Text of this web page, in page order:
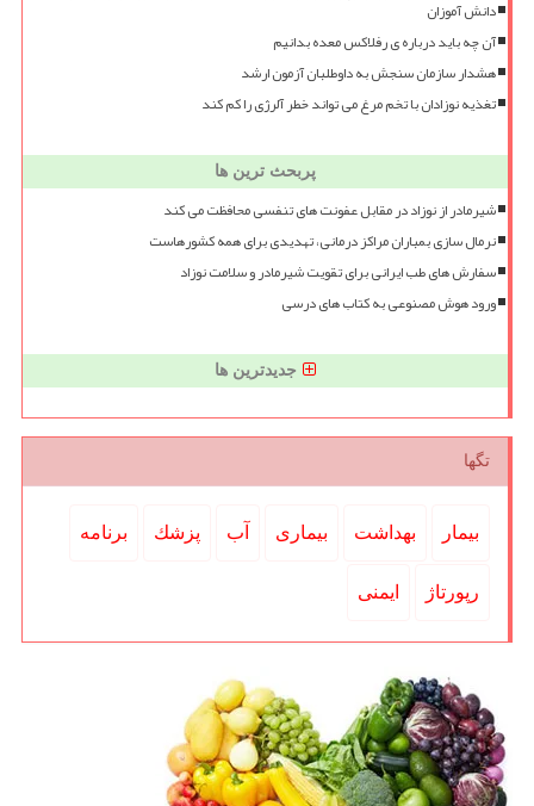
دانش آموزان
آن چه باید درباره ی رفلاکس معده بدانیم
هشدار سازمان سنجش به داوطلبان آزمون ارشد
تغذیه نوزادان با تخم مرغ می تواند خطر آلرژی را کم کند
پربحث ترین ها
شیرمادر از نوزاد در مقابل عفونت های تنفسی محافظت می کند
نرمال سازی بمباران مراکز درمانی، تهدیدی برای همه کشورهاست
سفارش های طب ایرانی برای تقویت شیرمادر و سلامت نوزاد
ورود هوش مصنوعی به کتاب های درسی
جدیدترین ها
تگها
بیمار بهداشت بیماری آب پزشك برنامه
رپورتاژ ایمنی